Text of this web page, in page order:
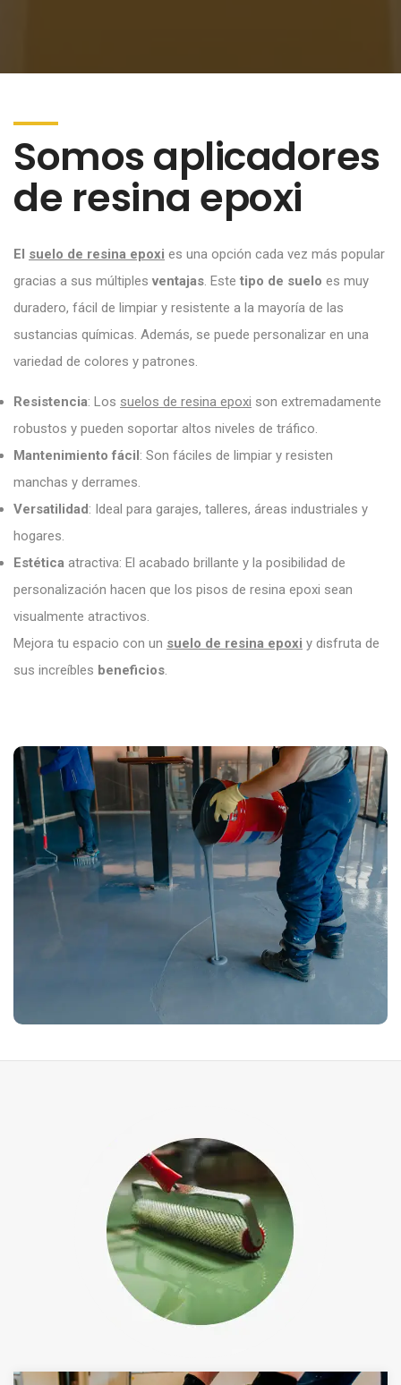
Somos aplicadores
de resina epoxi
El suelo de resina epoxi es una opción cada vez más popular
gracias a sus múltiples ventajas. Este tipo de suelo es muy
duradero, fácil de limpiar y resistente a la mayoría de las
sustancias químicas. Además, se puede personalizar en una
variedad de colores y patrones.
Resistencia: Los suelos de resina epoxi son extremadamente
robustos y pueden soportar altos niveles de tráfico.
Mantenimiento fácil: Son fáciles de limpiar y resisten
manchas y derrames.
Versatilidad: Ideal para garajes, talleres, áreas industriales y
hogares.
Estética atractiva: El acabado brillante y la posibilidad de
personalización hacen que los pisos de resina epoxi sean
visualmente atractivos.
Mejora tu espacio con un suelo de resina epoxi y disfruta de
sus increíbles beneficios.